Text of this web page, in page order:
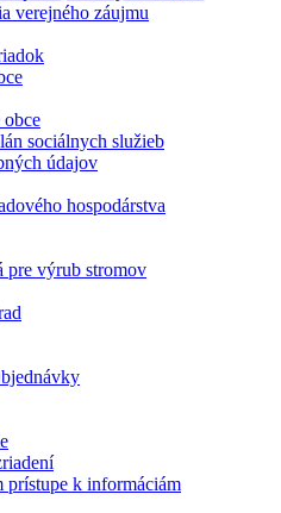
verejného záujmu
sociálnych služieb
údajov
hospodárstva
pre výrub stromov
prístupe k informáciám